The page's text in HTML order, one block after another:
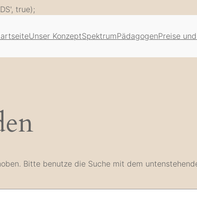
true);
springen
Unser KonzeptSpektrumPädagogenPreise
Bitte benutze die Suche mit dem